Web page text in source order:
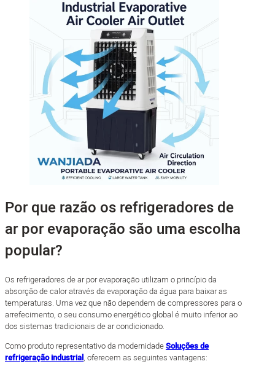
Por que razão os refrigeradores de
ar por evaporação são uma escolha
popular?
Os refrigeradores de ar por evaporação utilizam o princípio da
absorção de calor através da evaporação da água para baixar as
temperaturas. Uma vez que não dependem de compressores para o
arrefecimento, o seu consumo energético global é muito inferior ao
dos sistemas tradicionais de ar condicionado.
Como produto representativo da modernidadeSoluções de
refrigeração industrial, oferecem as seguintes vantagens: